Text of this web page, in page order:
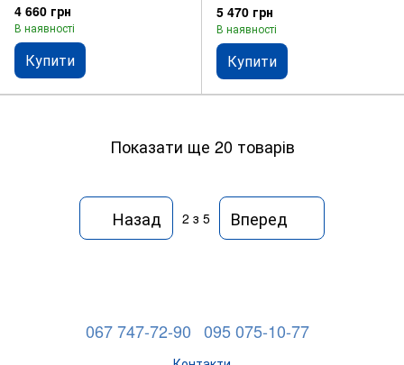
4 660 грн
В наявності
Купити
5 470 грн
В наявності
Купити
Показати ще 20 товарів
Назад 2 з 5 Вперед
067 747-72-90 095 075-10-77